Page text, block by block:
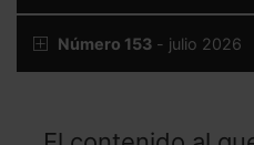
Número 153 - julio 2026